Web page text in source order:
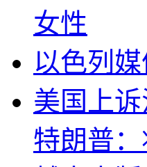
女性
以色列
美国上
特朗普